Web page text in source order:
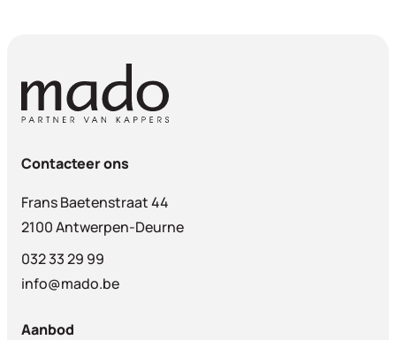
Contacteer ons
Frans Baetenstraat 44
2100 Antwerpen-Deurne
032 33 29 99
info@mado.be
Aanbod